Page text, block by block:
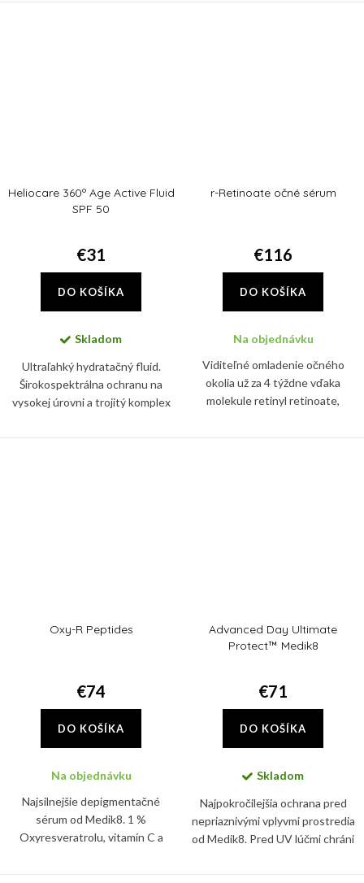
Heliocare 360º Age Active Fluid
SPF 50
€31
DO KOŠÍKA
Skladom
Ultraľahký hydratačný fluid.
Širokospektrálna ochranu na
vysokej úrovni a trojitý komplex
r-Retinoate očné sérum
€116
DO KOŠÍKA
Na objednávku
Viditeľné omladenie očného
okolia už za 4 týždne vďaka
molekule retinyl retinoate,
Oxy-R Peptides
€74
DO KOŠÍKA
Na objednávku
Najsilnejšie depigmentačné
sérum od Medik8. 1 %
Oxyresveratrolu, vitamín C a
Advanced Day Ultimate
Protect™ Medik8
€71
DO KOŠÍKA
Skladom
Najpokročilejšia ochrana pred
nepriaznivými vplyvmi prostredia
od Medik8. Pred UV lúčmi chráni